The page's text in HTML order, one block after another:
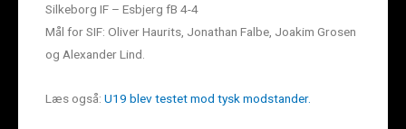
Silkeborg IF – Esbjerg fB 4-4
Mål for SIF: Oliver Haurits, Jonathan Falbe, Joakim Grosen
og Alexander Lind.
Læs også: U19 blev testet mod tysk modstander.